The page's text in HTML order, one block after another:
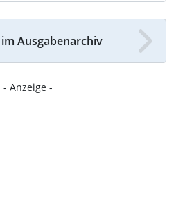
Ausgabenarchiv
- Anzeige -